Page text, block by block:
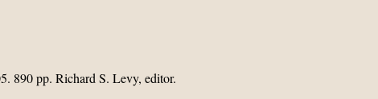
890 pp. Richard S. Levy, editor.